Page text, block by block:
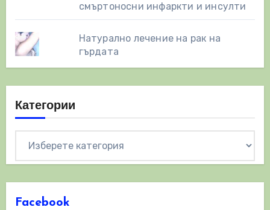
смъртоносни инфаркти и инсулти
Натурално лечение на рак на
гърдата
Категории
Facebook